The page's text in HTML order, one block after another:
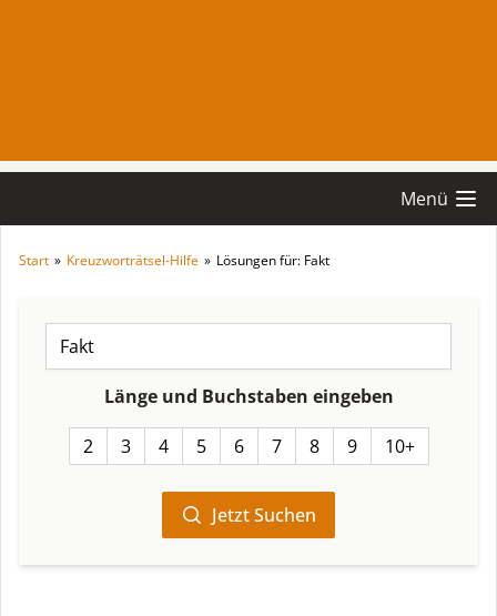
Menü
Start » Kreuzworträtsel-Hilfe » Lösungen für: Fakt
Länge und Buchstaben eingeben
2 3 4 5 6 7 8 9 10+
Jetzt Suchen